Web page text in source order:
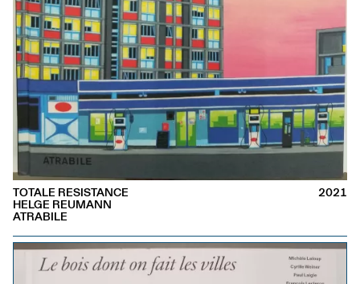
TOTALE RESISTANCE
HELGE REUMANN
ATRABILE
2021